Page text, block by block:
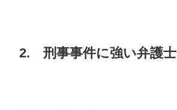
2. 刑事事件に強い弁護士